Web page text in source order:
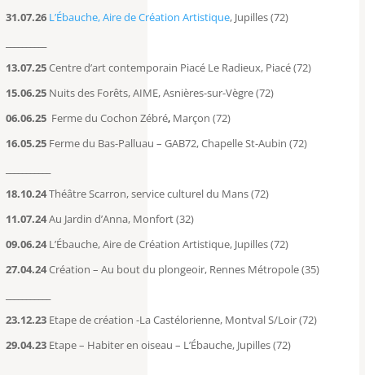
31.07.26 L’Ébauche, Aire de Création Artistique, Jupilles (72)
13.07.25Centre d’art contemporain Piacé Le Radieux, Piacé (72)
15.06.25 Nuits des Forêts, AIME,Asnières-sur-Vègre (72)
06.06.25 Ferme du Cochon Zébré, Marçon (72)
16.05.25 Ferme du Bas-Palluau – GAB72, Chapelle St-Aubin (72)
18.10.24Théâtre Scarron, service culturel du Mans (72)
11.07.24Au Jardin d’Anna, Monfort (32)
09.06.24L’Ébauche, Aire de Création Artistique, Jupilles (72)
27.04.24Création – Au bout du plongeoir, Rennes Métropole (35)
23.12.23 Etape de création -La Castélorienne, Montval S/Loir (72)
29.04.23 Etape – Habiter en oiseau – L’Ébauche, Jupilles (72)